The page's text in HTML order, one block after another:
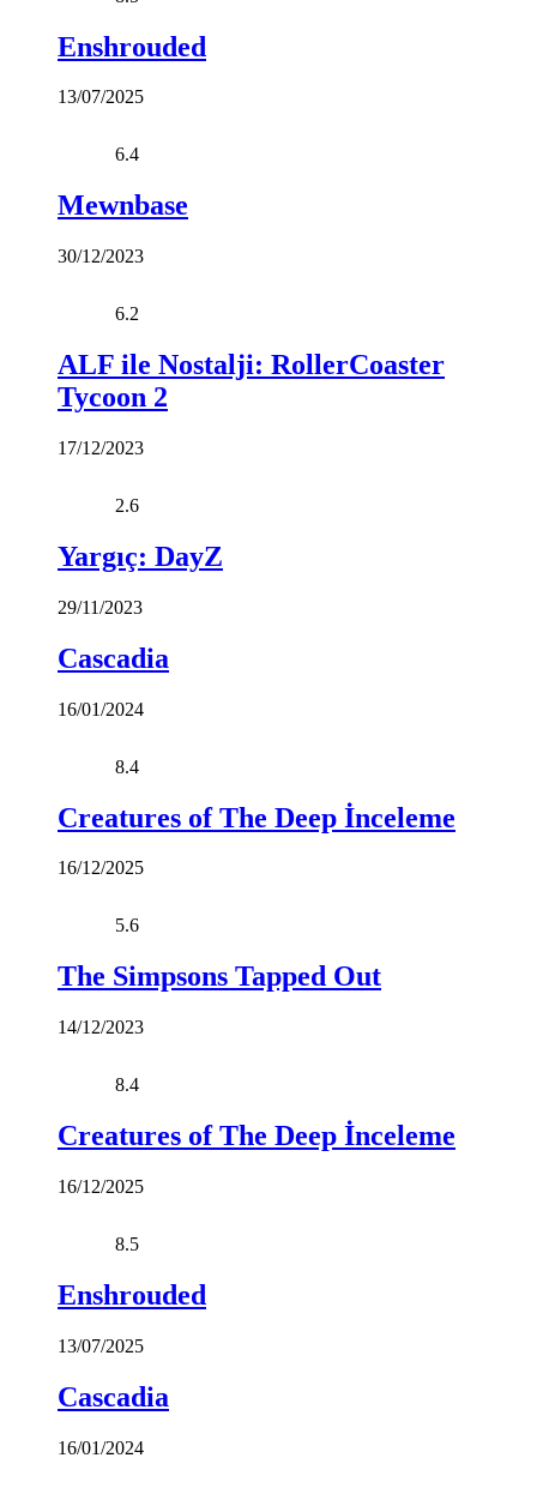
Enshrouded
13/07/2025
6.4
Mewnbase
30/12/2023
6.2
ALF ile Nostalji: RollerCoaster
Tycoon 2
17/12/2023
2.6
Yargıç: DayZ
29/11/2023
Cascadia
16/01/2024
8.4
Creatures of The Deep İnceleme
16/12/2025
5.6
The Simpsons Tapped Out
14/12/2023
8.4
Creatures of The Deep İnceleme
16/12/2025
8.5
Enshrouded
13/07/2025
Cascadia
16/01/2024